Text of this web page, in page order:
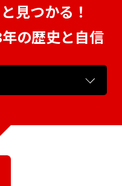
見つかる！
の歴史と自信